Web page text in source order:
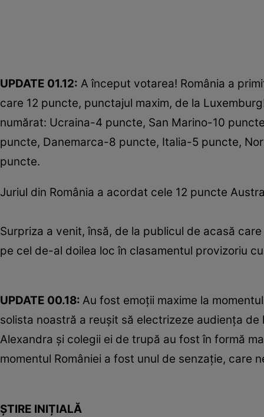
UPDATE 01.12: A început votarea! România a
care 12 puncte, punctajul maxim, de la
numărat: Ucraina-4 puncte, San Marino-10
puncte, Danemarca-8 puncte, Italia-5 puncte,
puncte.
Juriul din România a acordat cele 12 puncte
Surpriza a venit, însă, de la publicul de acasă
pe cel de-al doilea loc în clasamentul provizoriu
UPDATE 00.18: Au fost emoții maxime la
solista noastră a reușit să electrizeze audiența
Alexandra și colegii ei de trupă au fost în formă
momentul României a fost unul de senzație, care
ȘTIRE INIȚIALĂ